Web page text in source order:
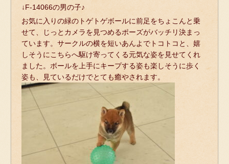
↓F-14066の男の子♪
お気に入りの緑のトゲトゲボールに前足をちょこんと乗
せて、じっとカメラを見つめるポーズがバッチリ決まっ
ています。サークルの横を短いあんよでトコトコと、嬉
しそうにこちらへ駆け寄ってくる元気な姿を見せてくれ
ました。ボールを上手にキープする姿も楽しそうに歩く
姿も、見ているだけでとても癒やされます。